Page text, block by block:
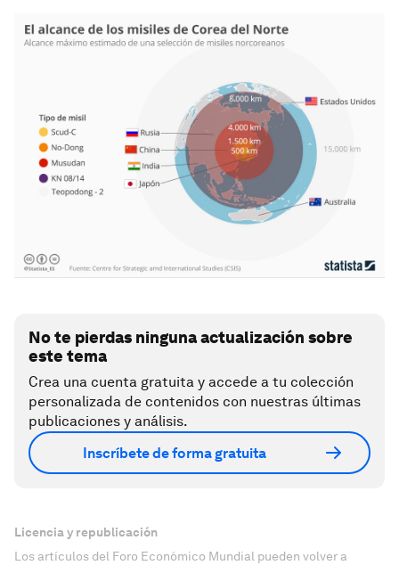
No te pierdas ninguna actualización sobre
este tema
Crea una cuenta gratuita y accede a tu colección
personalizada de contenidos con nuestras últimas
publicaciones y análisis.
Inscríbete de forma gratuita
Licencia y republicación
Los artículos del Foro Económico Mundial pueden volver a